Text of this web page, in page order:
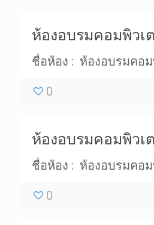
ห้องอบรมคอมพิวเ
ชื่อห้อง : ห้องอบรมคอ
0
ห้องอบรมคอมพิวเ
ชื่อห้อง : ห้องอบรมคอ
0